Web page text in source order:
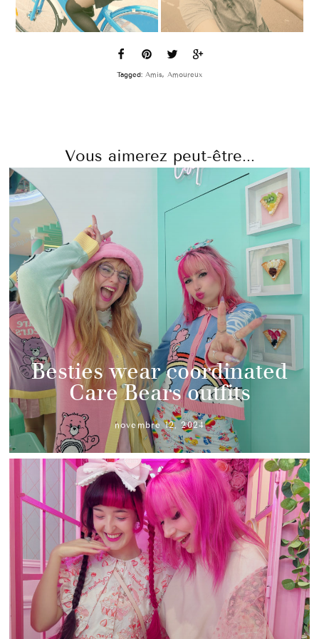
Tagged: Amis, Amoureux
Vous aimerez peut-être...
Besties wear coordinated
Care Bears outfits
novembre 12, 2024